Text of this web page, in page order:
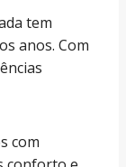
tem
anos. Com
com